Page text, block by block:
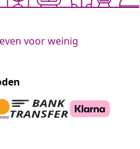
voor weinig